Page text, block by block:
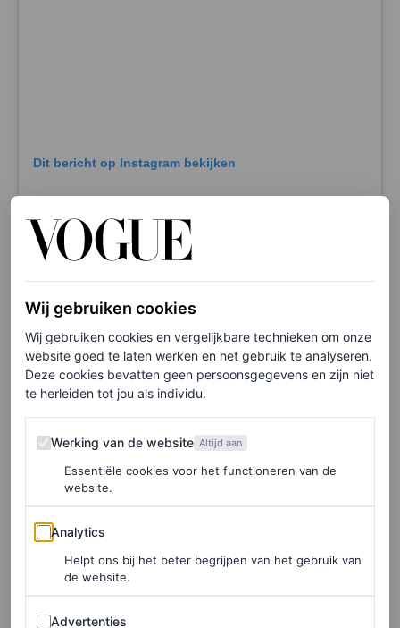
Dit bericht op Instagram bekijken
Wij gebruiken cookies
Wij gebruiken cookies en vergelijkbare technieken om onze
website goed te laten werken en het gebruik te analyseren.
Deze cookies bevatten geen persoonsgegevens en zijn niet
te herleiden tot jou als individu.
Werking van de website
Werking van de website Altijd aan
Essentiële cookies voor het functioneren van de
website.
Analytics
Analytics
Helpt ons bij het beter begrijpen van het gebruik van
de website.
Advertenties
Advertenties